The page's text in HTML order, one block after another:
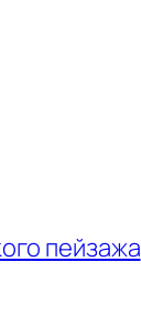
пейзажа